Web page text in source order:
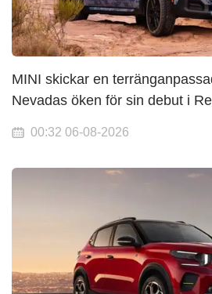
MINI skickar en
Nevadas öken för sin debut i
00:32 06-08-2026